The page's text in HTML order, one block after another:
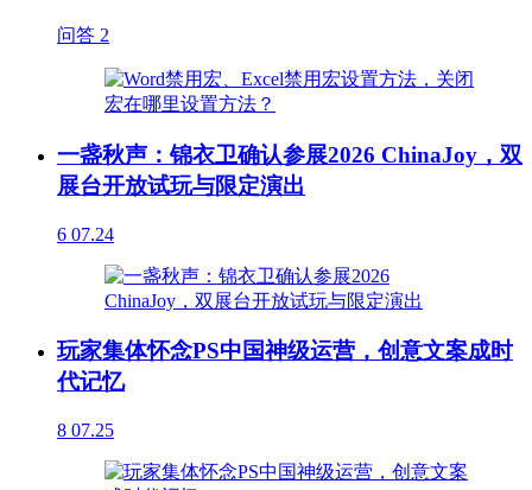
问答 2
一盏秋声：锦衣卫确认参展2026 ChinaJoy，双
展台开放试玩与限定演出
6 07.24
玩家集体怀念PS中国神级运营，创意文案成时
代记忆
8 07.25